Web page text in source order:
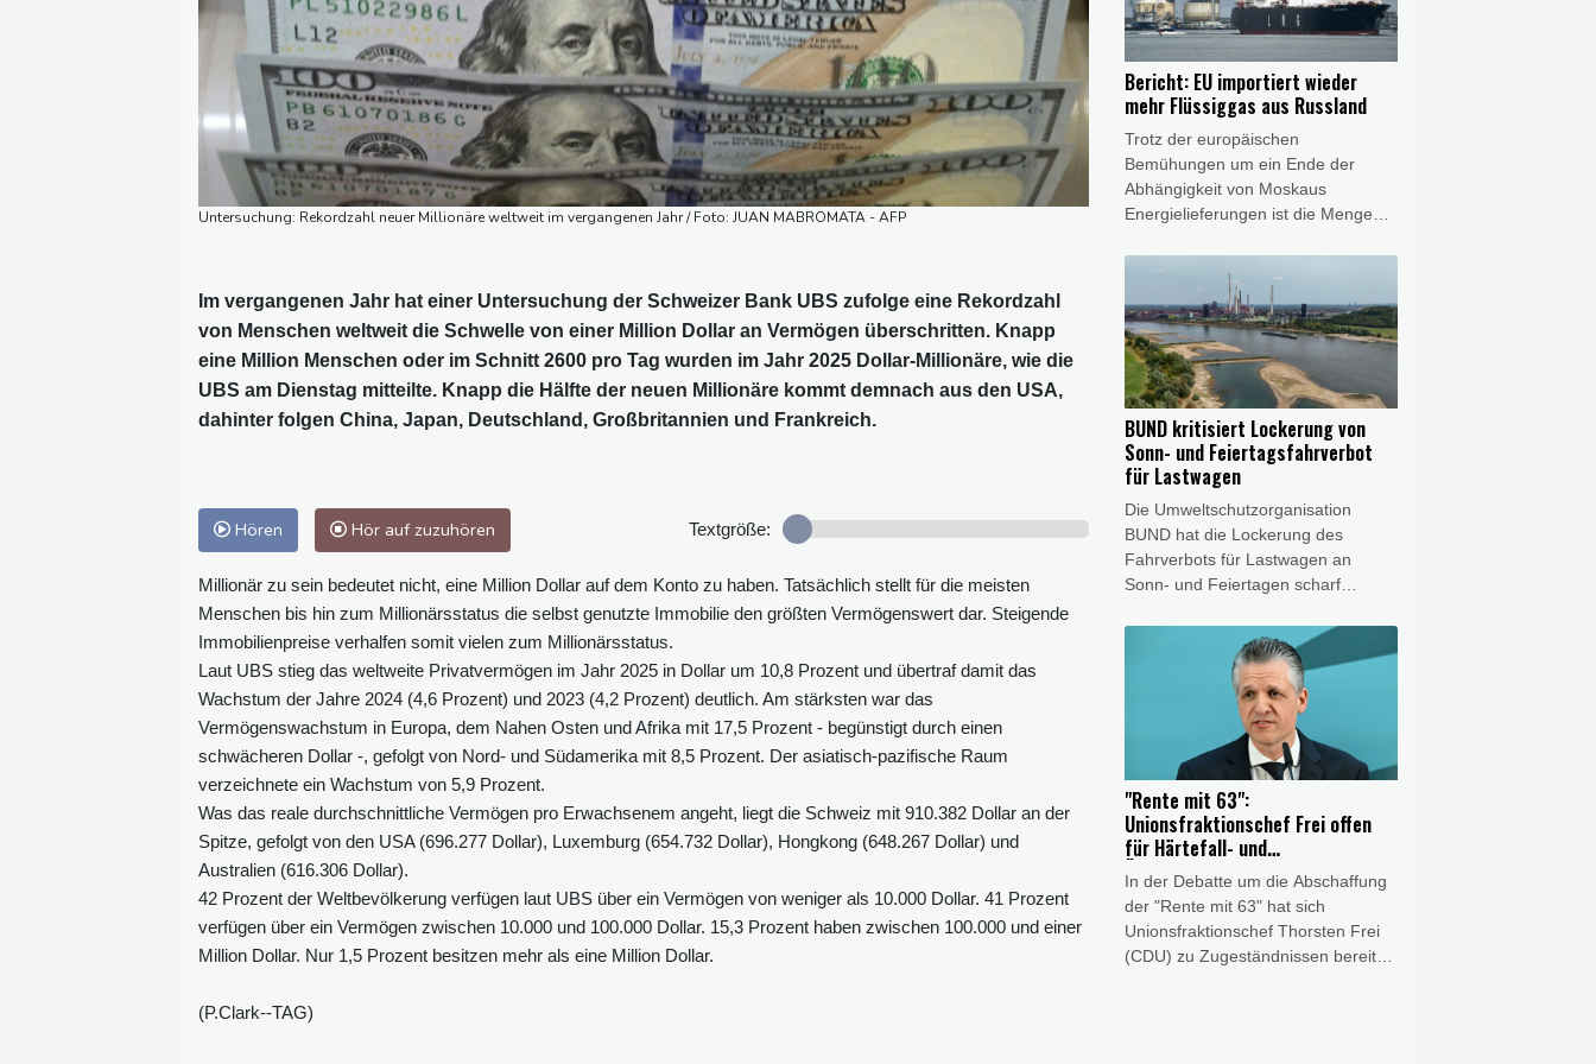
Untersuchung: Rekordzahl neuer Millionäre weltweit im vergangenen Jahr / Foto: JUAN MABROMATA - AFP
Im vergangenen Jahr hat einer Untersuchung der Schweizer Bank UBS zufolge eine Rekordzahl
von Menschen weltweit die Schwelle von einer Million Dollar an Vermögen überschritten. Knapp
eine Million Menschen oder im Schnitt 2600 pro Tag wurden im Jahr 2025 Dollar-Millionäre, wie die
UBS am Dienstag mitteilte. Knapp die Hälfte der neuen Millionäre kommt demnach aus den USA,
dahinter folgen China, Japan, Deutschland, Großbritannien und Frankreich.
Hören Hör auf zuzuhören Textgröße:
Millionär zu sein bedeutet nicht, eine Million Dollar auf dem Konto zu haben. Tatsächlich stellt für die meisten
Menschen bis hin zum Millionärsstatus die selbst genutzte Immobilie den größten Vermögenswert dar. Steigende
Immobilienpreise verhalfen somit vielen zum Millionärsstatus.
Laut UBS stieg das weltweite Privatvermögen im Jahr 2025 in Dollar um 10,8 Prozent und übertraf damit das
Wachstum der Jahre 2024 (4,6 Prozent) und 2023 (4,2 Prozent) deutlich. Am stärksten war das
Vermögenswachstum in Europa, dem Nahen Osten und Afrika mit 17,5 Prozent - begünstigt durch einen
schwächeren Dollar -, gefolgt von Nord- und Südamerika mit 8,5 Prozent. Der asiatisch-pazifische Raum
verzeichnete ein Wachstum von 5,9 Prozent.
Was das reale durchschnittliche Vermögen pro Erwachsenem angeht, liegt die Schweiz mit 910.382 Dollar an der
Spitze, gefolgt von den USA (696.277 Dollar), Luxemburg (654.732 Dollar), Hongkong (648.267 Dollar) und
Australien (616.306 Dollar).
42 Prozent der Weltbevölkerung verfügen laut UBS über ein Vermögen von weniger als 10.000 Dollar. 41 Prozent
verfügen über ein Vermögen zwischen 10.000 und 100.000 Dollar. 15,3 Prozent haben zwischen 100.000 und einer
Million Dollar. Nur 1,5 Prozent besitzen mehr als eine Million Dollar.
(P.Clark--TAG)
großen Technologiekonzerne im
Wettlauf um Künstliche Intelligenz
versuchen, sich vom öffentlichen
Stromnetz unabhängig zu machen
und selbst Energie für ihre
Rechenzentren zu erzeugen.
Bericht: EU importiert wieder
mehr Flüssiggas aus Russland
Trotz der europäischen
Bemühungen um ein Ende der
Abhängigkeit von Moskaus
Energielieferungen ist die Menge
importiertem Flüssiggas (LNG)
einem Bericht zufolge wieder
gestiegen. Die EU-Staaten hätten
im Juni 14 Prozent mehr LNG aus
Russland importiert als ein Jahr
zuvor, berichtete die "Welt am
Sonntag" unter Berufung auf Daten
des Forschungszentrums Centre for
Research on Energy and Clean Air
(CREA).
BUND kritisiert Lockerung von
Sonn- und Feiertagsfahrverbot
für Lastwagen
Die Umweltschutzorganisation
BUND hat die Lockerung des
Fahrverbots für Lastwagen an
Sonn- und Feiertagen scharf
wegen des Niedrigwassers in
Flüssen "den Schiffstransport jetzt
durch hunderte oder tausende Lkw-
Fahrten zu ersetzen", sagte der
Verbandsvorsitzende Olaf Bandt der
"Rheinischen Post"
(Samstagsausgabe). Dies werde
"Menschen und Klima" belasten.
"Rente mit 63":
Unionsfraktionschef Frei offen
für Härtefall- und
Übergangslösungen
In der Debatte um die Abschaffung
der "Rente mit 63" hat sich
Unionsfraktionschef Thorsten Frei
(CDU) zu Zugeständnissen bereit